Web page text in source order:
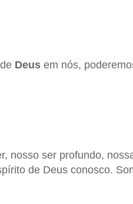
Deusem nós,
nosso ser profundo,
de Deus conosco.